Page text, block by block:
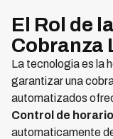
El Rol de
Cobranza
La tecnologia es la
garantizar una
automatizados
Control de
automaticamente